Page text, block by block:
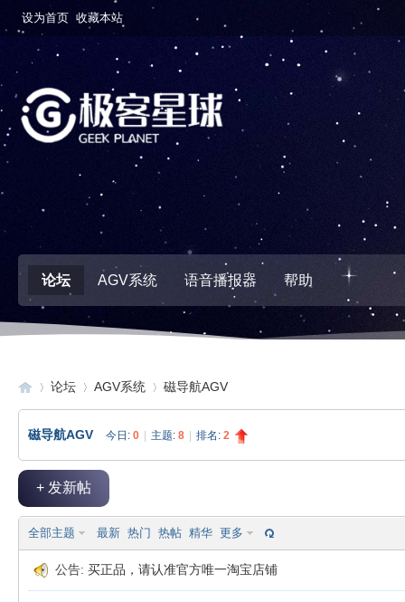
设为首页 收藏本站
论坛 AGV系统 语音播报器 帮助
极»
论坛
›
AGV系统
›
磁导航AGV
磁导航AGV 今日: 0 主题: 8 排名: 2
+ 发新帖
全部主题 最新 热门 热帖 精华 更多
公告: 买正品，请认准官方唯一淘宝店铺